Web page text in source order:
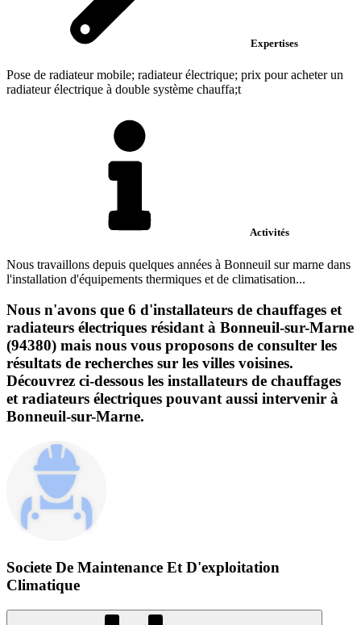
Expertises
Pose de radiateur mobile; radiateur électrique; prix pour acheter un
radiateur électrique à double système chauffa;t
Activités
Nous travaillons depuis quelques années à Bonneuil sur marne dans
l'installation d'équipements thermiques et de climatisation...
Nous n'avons que 6 d'installateurs de chauffages et
radiateurs électriques résidant à Bonneuil-sur-Marne
(94380) mais nous vous proposons de consulter les
résultats de recherches sur les villes voisines.
Découvrez ci-dessous les installateurs de chauffages
et radiateurs électriques pouvant aussi intervenir à
Bonneuil-sur-Marne.
Societe De Maintenance Et D'exploitation
Climatique